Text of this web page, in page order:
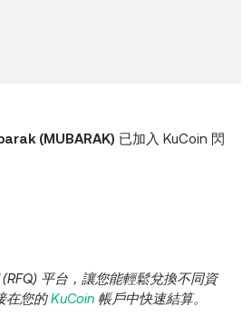
(MUBARAK) 已加入 KuCoin 閃
平台，讓您能輕鬆兌換不同資
在您的KuCoin 帳戶中快速結算。